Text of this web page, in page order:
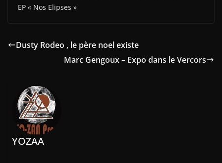
EP « Nos Elipses »
Dusty Rodeo , le père noel existe
Marc Gengoux – Expo dans le Vercors
YOZAA